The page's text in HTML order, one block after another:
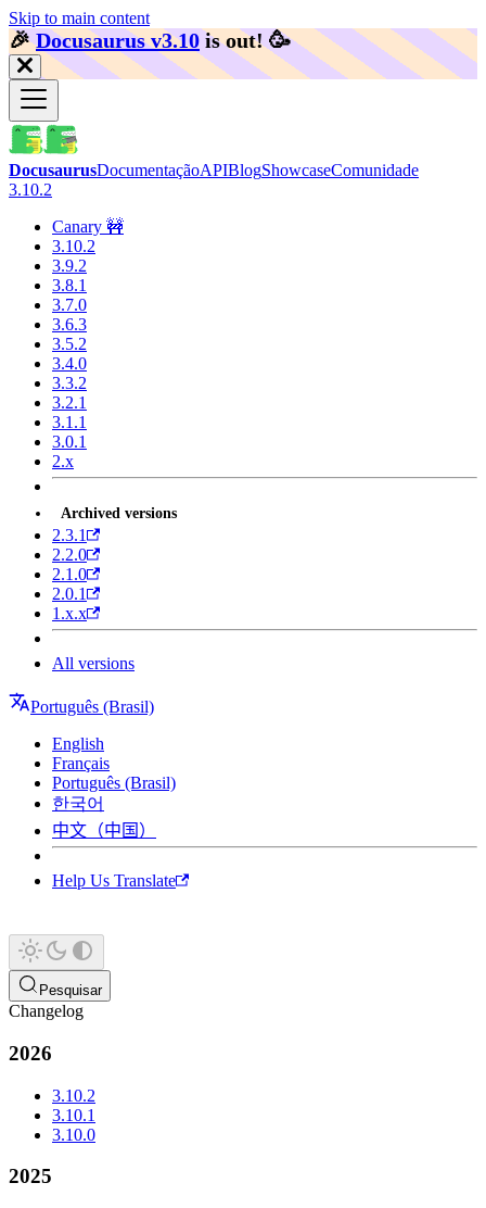
Skip to main content
🎉️Docusaurus v3.10 is out! 🥳️
DocusaurusDocumentaçãoAPIBlogShowcaseComunidade
3.10.2
Canary 🚧
3.10.2
3.9.2
3.8.1
3.7.0
3.6.3
3.5.2
3.4.0
3.3.2
3.2.1
3.1.1
3.0.1
2.x
Archived versions
2.3.1
2.2.0
2.1.0
2.0.1
1.x.x
All versions
Português (Brasil)
English
Français
Português (Brasil)
한국어
中文（中国）
Help Us Translate
Pesquisar
Changelog
2026
3.10.2
3.10.1
3.10.0
2025